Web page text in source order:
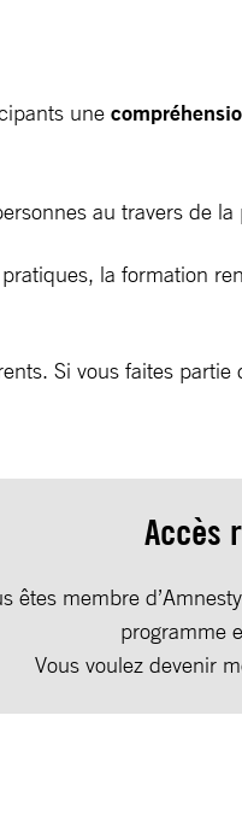
une
au travers de
la formation
Si vous faites partie
Accès
êtes membre
programme
Vous voulez devenir